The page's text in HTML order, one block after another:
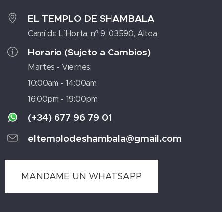
EL TEMPLO DE SHAMBALA
Camí de L´ Horta, nº 9, 03590, Altea
Horario (Sujeto a Cambios)
Martes - Viernes:
10:00am - 14:00am
16:00pm - 19:00pm
(+34) 677 96 79 01
eltemplodeshambala@gmail.com
MANDAME UN WHATSAPP